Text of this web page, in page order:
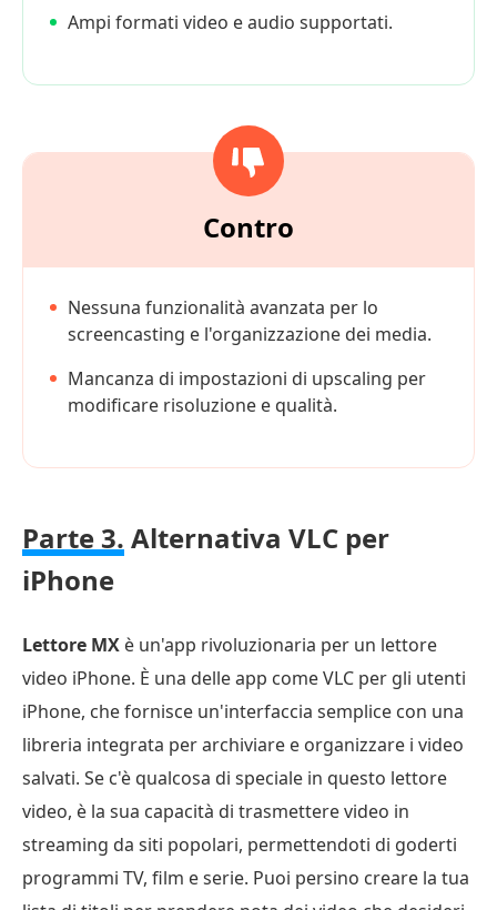
Ampi formati video e audio supportati.
Contro
Nessuna funzionalità avanzata per lo
screencasting e l'organizzazione dei media.
Mancanza di impostazioni di upscaling per
modificare risoluzione e qualità.
Parte 3. Alternativa VLC per
iPhone
Lettore MX è un'app rivoluzionaria per un lettore
video iPhone. È una delle app come VLC per gli utenti
iPhone, che fornisce un'interfaccia semplice con una
libreria integrata per archiviare e organizzare i video
salvati. Se c'è qualcosa di speciale in questo lettore
video, è la sua capacità di trasmettere video in
streaming da siti popolari, permettendoti di goderti
programmi TV, film e serie. Puoi persino creare la tua